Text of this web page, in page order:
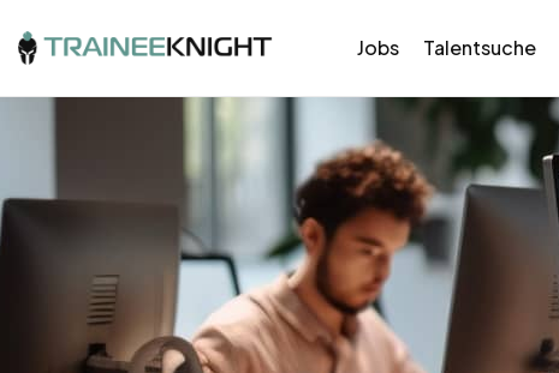
Jobs Talentsuche